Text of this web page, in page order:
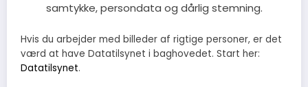
samtykke, persondata og dårlig stemning.
Hvis du arbejder med billeder af rigtige personer, er det
værd at have Datatilsynet i baghovedet. Start her:
Datatilsynet.